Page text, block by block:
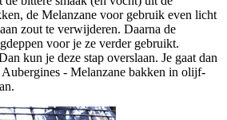
de Melanzane voor gebruik even licht
zout te verwijderen. Daarna de
voor je ze verder gebruikt.
kun je deze stap overslaan. Je gaat dan
Aubergines - Melanzane bakken in olijf-